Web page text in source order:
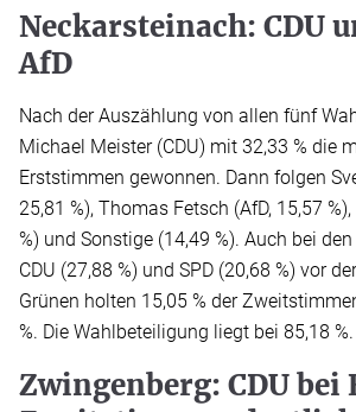
Neckarsteinach: CDU
AfD
Nach der Auszählung von allen fünf
Michael Meister (CDU) mit 32,33 % die
Erststimmen gewonnen. Dann folgen
25,81 %), Thomas Fetsch (AfD, 15,57
%) und Sonstige (14,49 %). Auch bei
CDU (27,88 %) und SPD (20,68 %) vor
Grünen holten 15,05 % der
%. Die Wahlbeteiligung liegt bei 85,18 %.
Zwingenberg: CDU